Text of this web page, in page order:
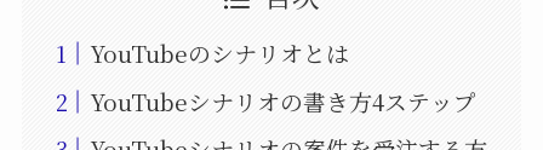
YouTubeのシナリオとは
YouTubeシナリオの書き方4ステップ